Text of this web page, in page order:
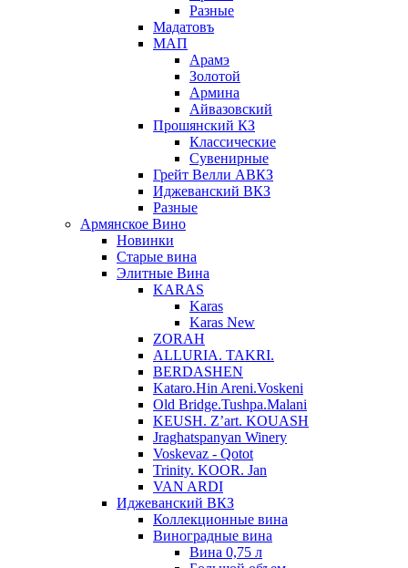
Разные
Мадатовъ
МАП
Арамэ
Золотой
Армина
Айвазовский
Прошянский КЗ
Классические
Сувенирные
Грейт Велли АВКЗ
Иджеванский ВКЗ
Разные
Армянское Вино
Новинки
Старые вина
Элитные Вина
KARAS
Karas
Karas New
ZORAH
ALLURIA. TAKRI.
BERDASHEN
Kataro.Hin Areni.Voskeni
Old Bridge.Tushpa.Malani
KEUSH. Z’art. KOUASH
Jraghatspanyan Winery
Voskevaz - Qotot
Trinity. KOOR. Jan
VAN ARDI
Иджеванский ВКЗ
Коллекционные вина
Виноградные вина
Вина 0,75 л